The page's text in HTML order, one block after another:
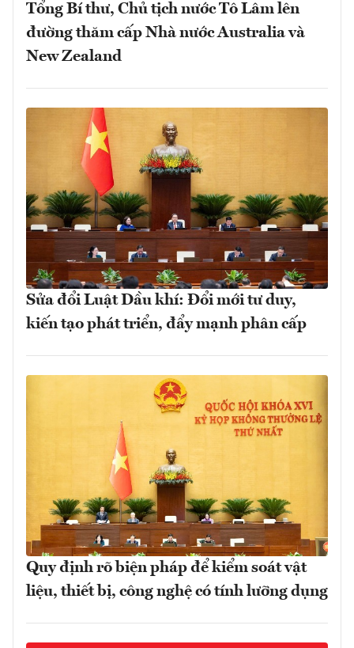
Tổng Bí thư, Chủ tịch nước Tô Lâm lên
đường thăm cấp Nhà nước Australia và
New Zealand
Sửa đổi Luật Dầu khí: Đổi mới tư duy,
kiến tạo phát triển, đẩy mạnh phân cấp
Quy định rõ biện pháp để kiểm soát vật
liệu, thiết bị, công nghệ có tính lưỡng dụng